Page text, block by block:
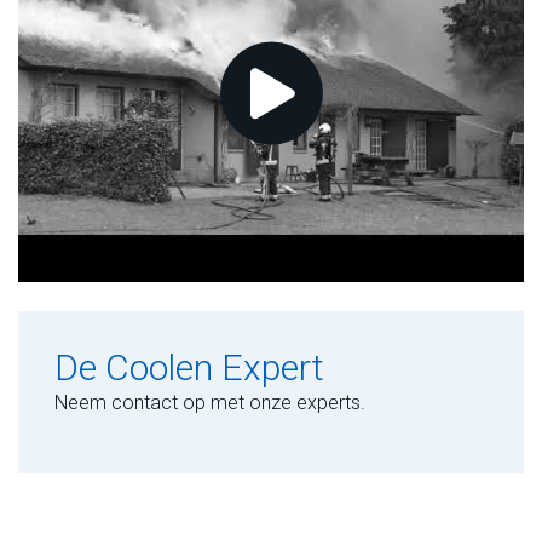
De Coolen Expert
Neem contact op met onze experts.